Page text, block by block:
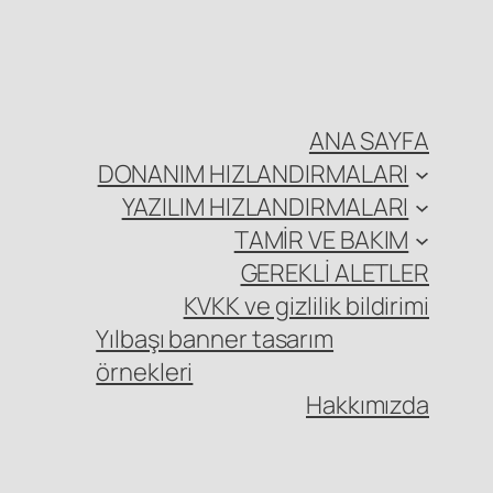
ANA SAYFA
DONANIM HIZLANDIRMALARI
YAZILIM HIZLANDIRMALARI
TAMİR VE BAKIM
GEREKLİ ALETLER
KVKK ve gizlilik bildirimi
Yılbaşı banner tasarım
örnekleri
Hakkımızda